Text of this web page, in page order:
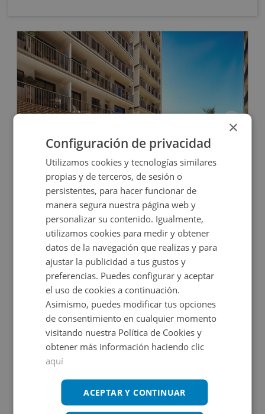
OBRA NUEVA
Cl Elche S/n, 03690 San Vicente Raspeig -
Impuestos no incluidos
8 inmuebles disponibles
20.000€
+ 10,35m 2
OBRA NUEVA
Papa Calixto Iii 8, 46780 Oliva - Valencia
×
Configuración de privacidad
Utilizamos cookies y tecnologías similares
propias y de terceros, de sesión o
persistentes, para hacer funcionar de
manera segura nuestra página web y
personalizar su contenido. Igualmente,
utilizamos cookies para medir y obtener
datos de la navegación que realizas y para
ajustar la publicidad a tus gustos y
preferencias. Puedes configurar y aceptar
el uso de cookies a continuación.
Asimismo, puedes modificar tus opciones
de consentimiento en cualquier momento
visitando nuestra Política de Cookies y
obtener más información haciendo clic
aquí
ACEPTAR Y CONTINUAR